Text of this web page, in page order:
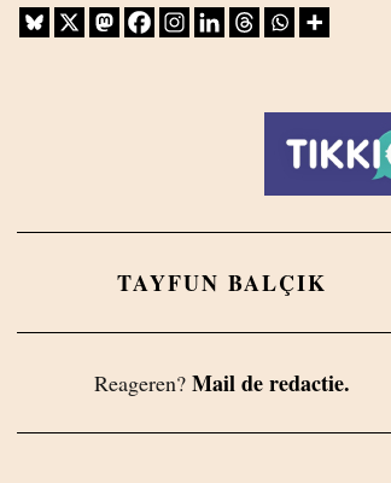
TAYFUN BALÇIK
Reageren? Mail de redactie.